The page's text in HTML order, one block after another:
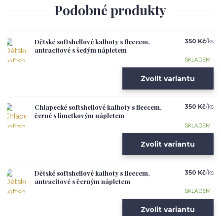
Podobné produkty
Dětské softshellové kalhoty s fleecem,
antracitové s šedým nápletem
350 Kč/ks
SKLADEM
Zvolit variantu
Chlapecké softshellové kalhoty s fleecem,
černé s limetkovým nápletem
350 Kč/ks
SKLADEM
Zvolit variantu
Dětské softshellové kalhoty s fleecem,
antracitové s černým nápletem
350 Kč/ks
SKLADEM
Zvolit variantu